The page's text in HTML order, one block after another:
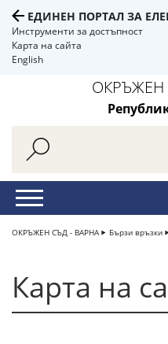
ЕДИНЕН ПОРТАЛ ЗА
Инструменти за достъпност
Карта на сайта
English
ОКРЪЖЕН
ОКРЪЖЕН СЪД - ВАРНА Бързи връзки
Карта на